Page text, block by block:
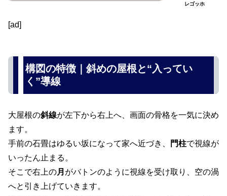
レゴッホ
[ad]
構図の特徴｜斜めの屋根と“入ってい
く”導線
大屋根の斜線が左下から右上へ、画面の骨格を一気に決め
ます。
手前の石畳はゆるい坂になって家へ近づき、
門柱で視線が
いったん止まる。
そこで右上の月 がバトンのように視線を受け取り、空の渦
へと引き上げていきます。